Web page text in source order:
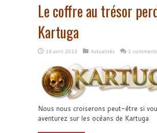
Le coffre au trésor
Kartuga
16 avril 2013 Actualités 1
Nous nous croiserons peut-être si
aventurez sur les océans de Kartuga